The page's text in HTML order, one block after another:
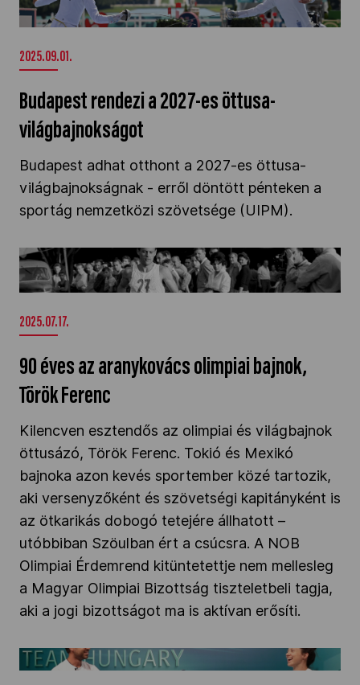
világbajnokságot" />
2025.09.01.
Budapest rendezi a 2027-es öttusa-
világbajnokságot
Budapest adhat otthont a 2027-es öttusa-
világbajnokságnak - erről döntött pénteken a
sportág nemzetközi szövetsége (UIPM).
90 éves az aranykovács olimpiai bajnok, Török
Ferenc" />
2025.07.17.
90 éves az aranykovács olimpiai bajnok,
Török Ferenc
Kilencven esztendős az olimpiai és világbajnok
öttusázó, Török Ferenc. Tokió és Mexikó
bajnoka azon kevés sportember közé tartozik,
aki versenyzőként és szövetségi kapitányként is
az ötkarikás dobogó tetejére állhatott –
utóbbiban Szöulban ért a csúcsra. A NOB
Olimpiai Érdemrend kitüntetettje nem mellesleg
a Magyar Olimpiai Bizottság tiszteletbeli tagja,
aki a jogi bizottságot ma is aktívan erősíti.
Guzi Blanka is álmodik Los Angeles-ről" />